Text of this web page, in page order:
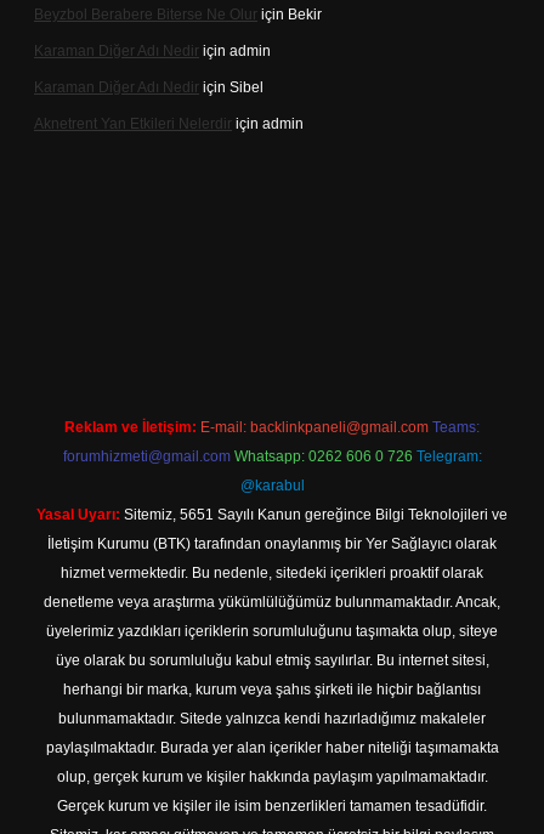
Beyzbol Berabere Biterse Ne Olur için Bekir
Karaman Diğer Adı Nedir için admin
Karaman Diğer Adı Nedir için Sibel
Aknetrent Yan Etkileri Nelerdir için admin
Reklam ve İletişim: E-mail: backlinkpaneli@gmail.com Teams:
forumhizmeti@gmail.com Whatsapp: 0262 606 0 726 Telegram:
@karabul
Yasal Uyarı: Sitemiz, 5651 Sayılı Kanun gereğince Bilgi Teknolojileri ve
İletişim Kurumu (BTK) tarafından onaylanmış bir Yer Sağlayıcı olarak
hizmet vermektedir. Bu nedenle, sitedeki içerikleri proaktif olarak
denetleme veya araştırma yükümlülüğümüz bulunmamaktadır. Ancak,
üyelerimiz yazdıkları içeriklerin sorumluluğunu taşımakta olup, siteye
üye olarak bu sorumluluğu kabul etmiş sayılırlar. Bu internet sitesi,
herhangi bir marka, kurum veya şahıs şirketi ile hiçbir bağlantısı
bulunmamaktadır. Sitede yalnızca kendi hazırladığımız makaleler
paylaşılmaktadır. Burada yer alan içerikler haber niteliği taşımamakta
olup, gerçek kurum ve kişiler hakkında paylaşım yapılmamaktadır.
Gerçek kurum ve kişiler ile isim benzerlikleri tamamen tesadüfidir.